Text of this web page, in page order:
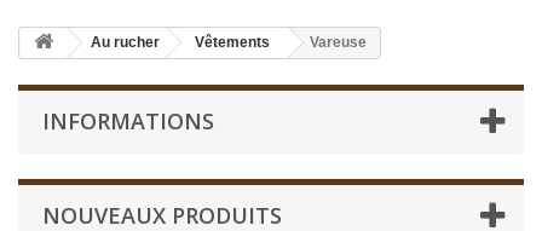
Au rucher Vêtements Vareuse
INFORMATIONS
NOUVEAUX PRODUITS